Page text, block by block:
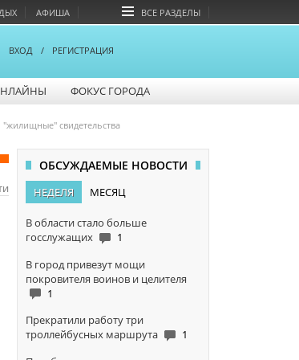
АФИША ВСЕ РАЗДЕЛЫ
ВХОД / РЕГИСТРАЦИЯ
ФОКУС ГОРОДА
свидетельства
ОБСУЖДАЕМЫЕ НОВОСТИ
НЕДЕЛЯ МЕСЯЦ
В области стало больше
госслужащих
1
В город привезут мощи
покровителя воинов и целителя
1
Прекратили работу три
троллейбусных маршрута
1